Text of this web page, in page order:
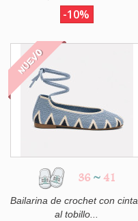
-10%
NUEVO
36 ~ 41
Bailarina de crochet con
al tobillo...